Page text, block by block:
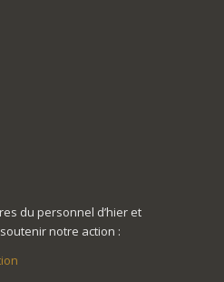
du personnel d’hier et
notre action :